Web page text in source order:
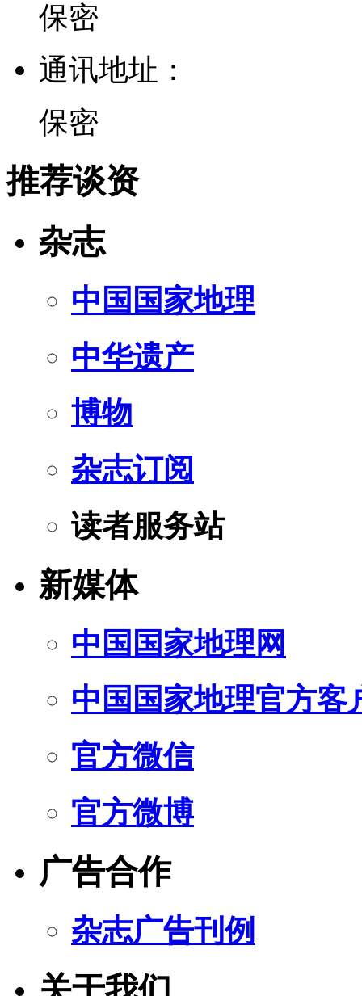
保密
通讯地址：
保密
推荐谈资
杂志
中国国家地理
中华遗产
博物
杂志订阅
读者服务站
新媒体
中国国家地理网
中国国家地理官方客
官方微信
官方微博
广告合作
杂志广告刊例